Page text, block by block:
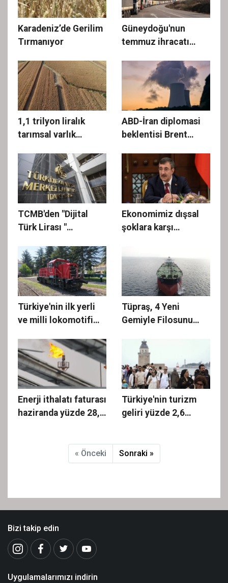
Karadeniz’de Gerilim
Tırmanıyor
Güneydoğu'nun
temmuz ihracatı
1,1 trilyon liralık
tarımsal varlık
ABD-İran diplomasi
beklentisi Brent
altına çekti
TCMB'den "Dijital
Türk Lirası "
Ekonomimiz dışsal
şoklara karşı
korumaktadır
Türkiye'nin ilk yerli
ve milli lokomotifi
Tüpraş, 4 Yeni
Gemiyle Filosunu
Enerji ithalatı faturası
haziranda yüzde 28,8
Türkiye'nin turizm
geliri yüzde 2,6
« Önceki Sonraki »
Bizi takip edin
Uygulamalarımızı indirin